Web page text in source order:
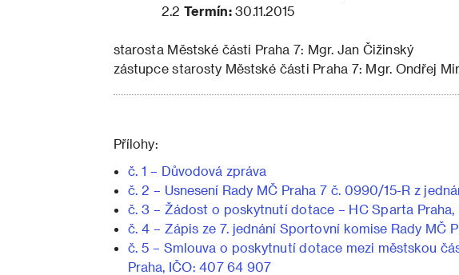
2.2 Termín:30.11.2015
starosta Městské části Praha 7: Mgr. Jan Čižinský
zástupce starosty Městské části Praha 7: Mgr. Ondřej
Přílohy:
č. 1 – Důvodová zpráva
č. 2 – Usnesení Rady MČ Praha 7 č. 0990/15-R z
č. 3 – Žádost o poskytnutí dotace – HC Sparta
č. 4 – Zápis ze 7. jednání Sportovní komise Rady MČ
č. 5 – Smlouva o poskytnutí dotace mezi městskou
Praha, IČO: 407 64 907